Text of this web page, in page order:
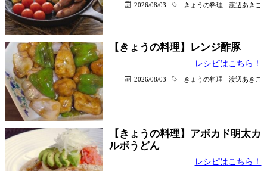
2026/08/03 きょうの料理 渡辺あきこ
【きょうの料理】レンジ酢豚
レシピはこちら！
2026/08/03 きょうの料理 渡辺あきこ
【きょうの料理】アボカド明太カ
ルボうどん
レシピはこちら！